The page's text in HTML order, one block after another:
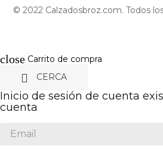
© 2022 Calzadosbroz.com. Todos
close Carrito de compra
 CERCA
Inicio de sesión de cuenta
cuenta